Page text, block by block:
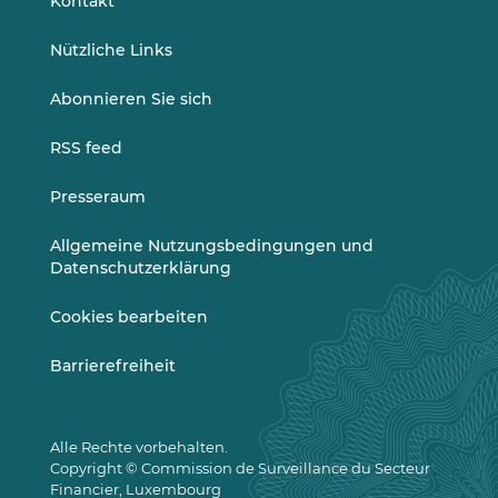
Nützliche Links
Abonnieren Sie sich
RSS feed
Presseraum
Allgemeine Nutzungsbedingungen und
Datenschutzerklärung
Cookies bearbeiten
Barrierefreiheit
Alle Rechte vorbehalten.
Copyright © Commission de Surveillance du Secteur
Financier, Luxembourg